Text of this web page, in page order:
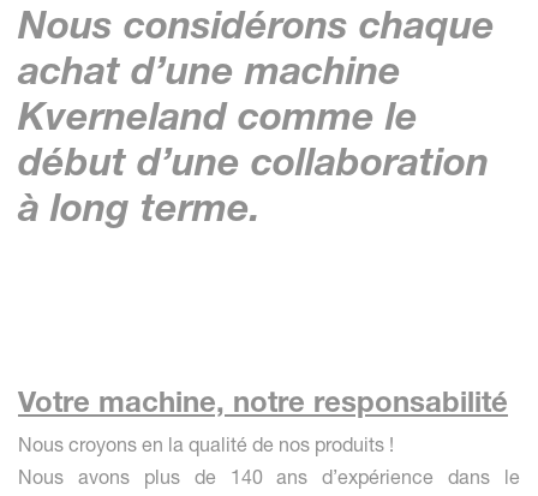
Nous considérons chaque
achat d’une machine
Kverneland comme le
début d’une collaboration
à long terme.
Votre machine, notre responsabilité
Nous croyons en la qualité de nos produits !
Nous avons plus de 140 ans d’expérience dans le